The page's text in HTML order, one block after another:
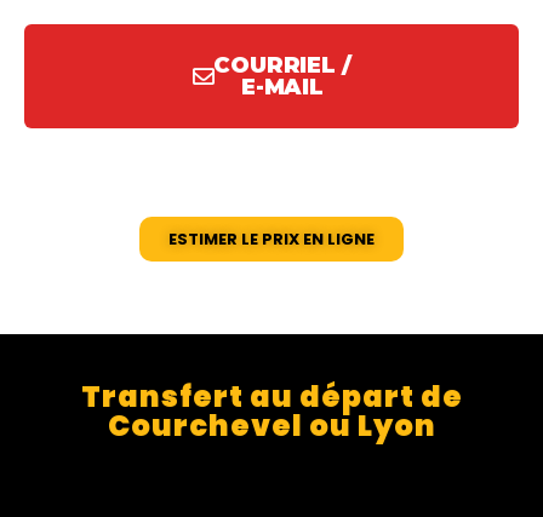
COURRIEL /
E-MAIL
ESTIMER LE PRIX EN LIGNE
Transfert au départ de
Courchevel ou Lyon